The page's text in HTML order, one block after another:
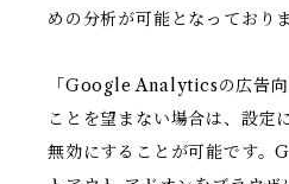
めの分析が可能となっておりま
「Google Analyticsの広告
ことを望まない場合は、設定
無効にすることが可能です